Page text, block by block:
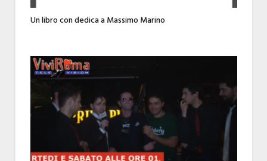
Un libro con dedica a Massimo Marino